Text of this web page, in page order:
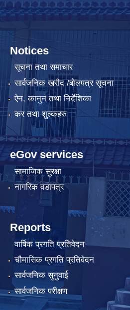
Notices
सूचना तथा समाचार
सार्वजनिक खरीद /बोलपत्र सूचना
ऐन, कानुन तथा निर्देशिका
कर तथा शुल्कहरु
eGov services
सामाजिक सुरक्षा
नागरिक वडापत्र
Reports
वार्षिक प्रगति प्रतिवेदन
चौमासिक प्रगति प्रतिवेदन
सार्वजनिक सुनुवाई
सार्वजनिक परीक्षण